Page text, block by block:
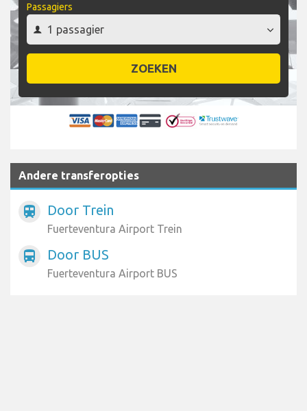
Passagiers
ZOEKEN
Andere transferopties
train Door Trein
Fuerteventura Airport Trein
directions_bus Door BUS
Fuerteventura Airport BUS